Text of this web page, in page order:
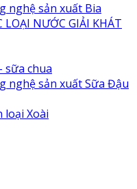
nghệ sản xuất Bia
LOẠI NƯỚC GIẢI KHÁT
sữa chua
nghệ sản xuất Sữa Đậu
loại Xoài